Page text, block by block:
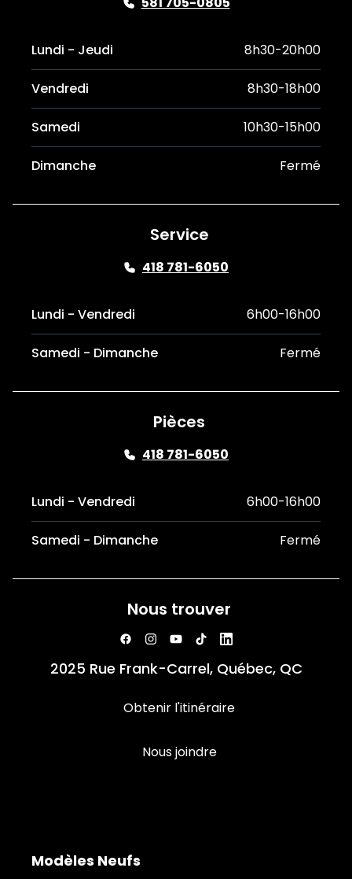
Lundi - Jeudi 8h30-20h00
Vendredi 8h30-18h00
Samedi 10h30-15h00
Dimanche Fermé
Service
418 781-6050
Lundi - Vendredi 6h00-16h00
Samedi - Dimanche Fermé
Pièces
418 781-6050
Lundi - Vendredi 6h00-16h00
Samedi - Dimanche Fermé
Nous trouver
2025 Rue Frank-Carrel, Québec, QC
Obtenir l'itinéraire
Nous joindre
Modèles Neufs